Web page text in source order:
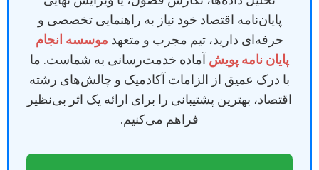
پایان‌نامه اقتصاد خود نیاز به راهنمایی تخصصی و
حرفه‌ای دارید، تیم مجرب و متعهد موسسه انجام
پایان نامه پویش آماده خدمت‌رسانی به شماست. ما
با درک عمیق از الزامات آکادمیک و چالش‌های رشته
اقتصاد، بهترین پشتیبانی را برای ارائه یک اثر بی‌نظیر
فراهم می‌کنیم.